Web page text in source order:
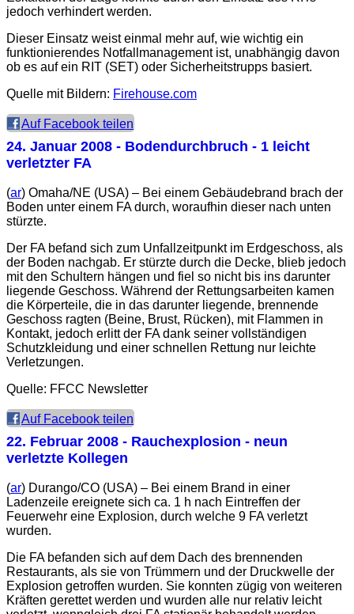
jedoch verhindert werden.
Dieser Einsatz weist einmal mehr auf, wie wichtig ein
funktionierendes Notfallmanagement ist, unabhängig davon
ob es auf ein RIT (SET) oder Sicherheitstrupps basiert.
Quelle mit Bildern: Firehouse.com
Auf Facebook teilen
24. Januar 2008 - Bodendurchbruch - 1 leicht
verletzter FA
(ar) Omaha/NE (USA) – Bei einem Gebäudebrand brach der
Boden unter einem FA durch, woraufhin dieser nach unten
stürzte.
Der FA befand sich zum Unfallzeitpunkt im Erdgeschoss, als
der Boden nachgab. Er stürzte durch die Decke, blieb jedoch
mit den Schultern hängen und fiel so nicht bis ins darunter
liegende Geschoss. Während der Rettungsarbeiten kamen
die Körperteile, die in das darunter liegende, brennende
Geschoss ragten (Beine, Brust, Rücken), mit Flammen in
Kontakt, jedoch erlitt der FA dank seiner vollständigen
Schutzkleidung und einer schnellen Rettung nur leichte
Verletzungen.
Quelle: FFCC Newsletter
Auf Facebook teilen
22. Februar 2008 - Rauchexplosion - neun
verletzte Kollegen
(ar) Durango/CO (USA) – Bei einem Brand in einer
Ladenzeile ereignete sich ca. 1 h nach Eintreffen der
Feuerwehr eine Explosion, durch welche 9 FA verletzt
wurden.
Die FA befanden sich auf dem Dach des brennenden
Restaurants, als sie von Trümmern und der Druckwelle der
Explosion getroffen wurden. Sie konnten zügig von weiteren
Kräften gerettet werden und wurden alle nur relativ leicht